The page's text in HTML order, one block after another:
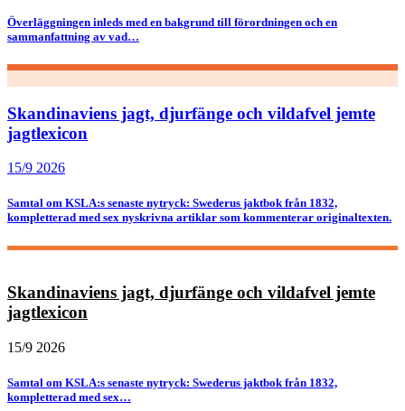
Överläggningen inleds med en bakgrund till förordningen och en
sammanfattning av vad…
Skandinaviens jagt, djurfänge och vildafvel jemte
jagtlexicon
15/9 2026
Samtal om KSLA:s senaste nytryck: Swederus jaktbok från 1832,
kompletterad med sex nyskrivna artiklar som kommenterar originaltexten.
Skandinaviens jagt, djurfänge och vildafvel jemte
jagtlexicon
15/9 2026
Samtal om KSLA:s senaste nytryck: Swederus jaktbok från 1832,
kompletterad med sex…